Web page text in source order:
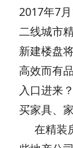
2017年7
二线城市
新建楼盘
高效而有
入口进来
买家具、
在精装